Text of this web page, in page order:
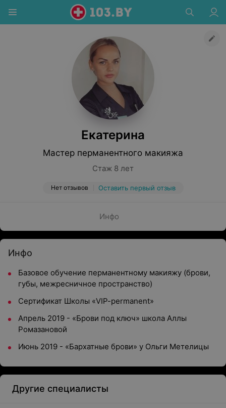
Екатерина
Мастер перманентного макияжа
Стаж 8 лет
Нет отзывов Оставить первый отзыв
Инфо
Инфо
Базовое обучение перманентному макияжу (брови,
губы, межресничное пространство)
Сертификат Школы «VIP-permanent»
Апрель 2019 - «Брови под ключ» школа Аллы
Ромазановой
Июнь 2019 - «Бархатные брови» у Ольги Метелицы
Другие специалисты